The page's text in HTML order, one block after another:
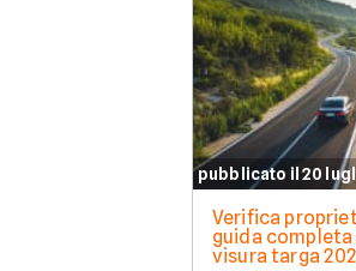
pubblicato il 20
Verifica
guida completa
visura targa